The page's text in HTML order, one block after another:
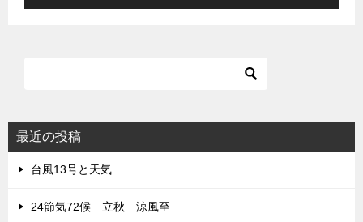
最近の投稿
台風13号と天気
24節気72候 立秋 涼風至